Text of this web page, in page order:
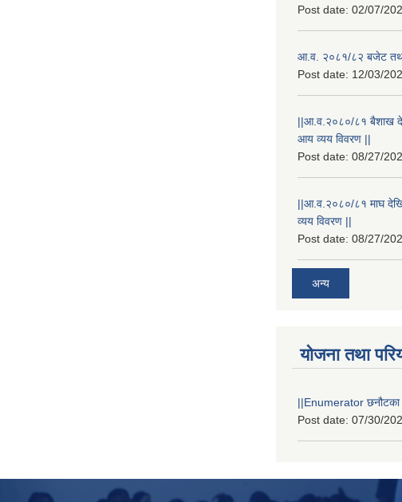
Post date: 02/07/
आ.व. २०८१/८२ बजेट
Post date: 12/03/
||आ.व.२०८०/८१ बैशाख
आय व्यय विवरण ||
Post date: 08/27/
||आ.व.२०८०/८१ माघ
व्यय विवरण ||
Post date: 08/27/
अन्य
योजना तथा
||Enumerator छनौटका
Post date: 07/30/